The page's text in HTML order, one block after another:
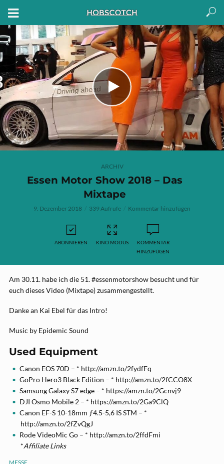
ARCHIV
Essen Motor Show 2018 – Das
Mixtape
9. Dezember 2018 339 Aufrufe Kommentar hinzufügen
ABONNIEREN KINO MODUS
KOMMENTAR
HINZUFÜGEN
Am 30.11. habe ich die 51. #essenmotorshow besucht und für
euch dieses Video (Mixtape) zusammengestellt.
Danke an Kai Ebel für das Intro!
Music by Epidemic Sound
Used Equipment
Canon EOS 70D – * http://amzn.to/2fydfFq
GoPro Hero3 Black Edition – * http://amzn.to/2fCCO8X
Samsung Galaxy S7 edge – * https://amzn.to/2Gcnvj9
DJI Osmo Mobile 2 – * https://amzn.to/2Ga9ClQ
Canon EF-S 10-18mm ƒ4.5-5,6 IS STM – *
http://amzn.to/2fZvQgJ
Rode VideoMic Go – * http://amzn.to/2ffdFmi
*Affiliate Links
MESSE